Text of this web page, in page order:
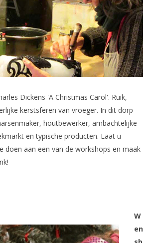
Dickens 'A Christmas Carol'. Ruik,
kerstsferen van vroeger. In dit dorp
houtbewerker, ambachtelijke
en typische producten. Laat u
doen aan een van de workshops en maak
W
en